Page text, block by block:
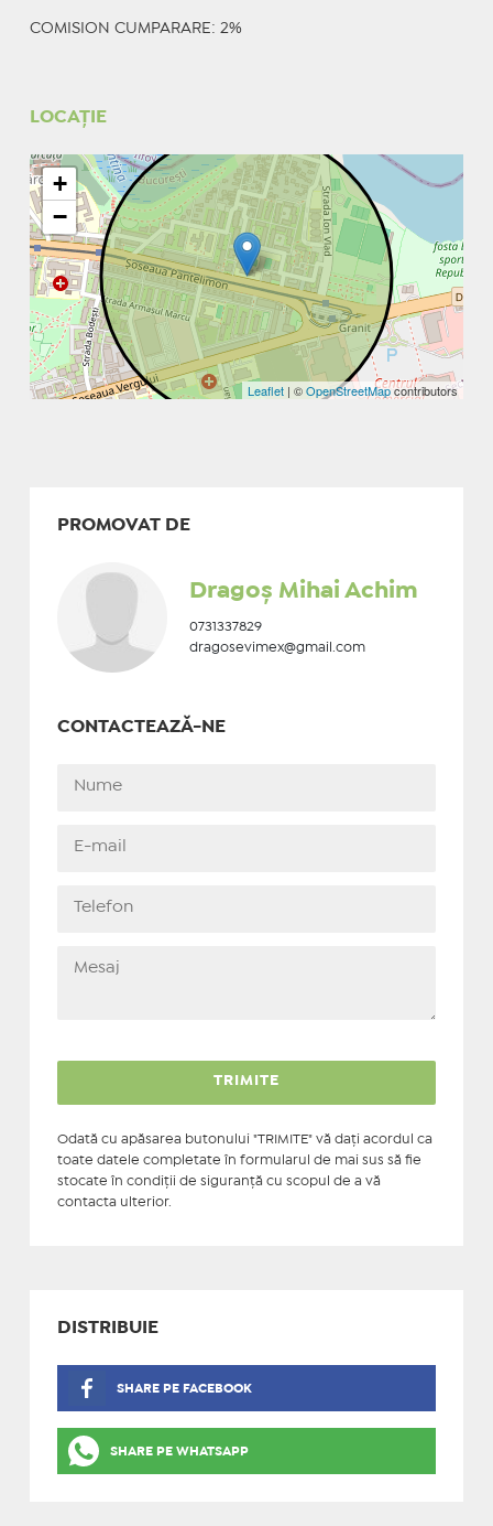
COMISION CUMPARARE: 2%
LOCAȚIE
+
−
Leaflet | ©OpenStreetMapcontributors
PROMOVAT DE
Dragoș Mihai Achim
0731337829
dragosevimex@gmail.com
CONTACTEAZĂ-NE
Odată cu apăsarea butonului "TRIMITE" vă daţi acordul ca
toate datele completate în formularul de mai sus să fie
stocate în condiţii de siguranţă cu scopul de a vă
contacta ulterior.
DISTRIBUIE
SHARE PE FACEBOOK
SHARE PE WHATSAPP